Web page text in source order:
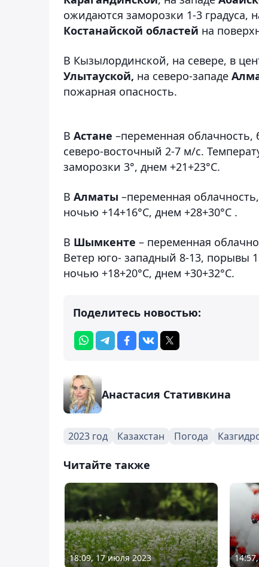
ожидаются заморозки 1-3 градуса,
Костанайской областей на
В Кызылординской, на севере, в
Улытауской, на северо-западе
пожарная опасность.
В Астане –переменная облачность,
северо-восточный 2-7 м/с.
заморозки 3°, днем +21+23°С.
В Алматы –переменная
ночью +14+16°С, днем +28+30°С .
В Шымкенте – переменная
Ветер юго- западный 8-13, порывы
ночью +18+20°С, днем +30+32°С.
Поделитесь новостью:
Анастасия Стативкина
2023 год Казахстан Погода
Читайте также
18:09, 17 июля 2023